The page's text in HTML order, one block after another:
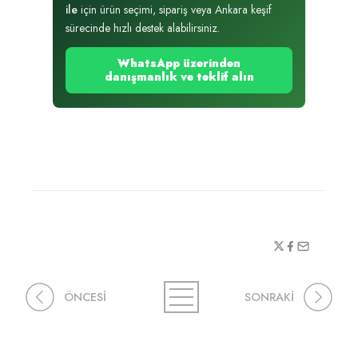
ile için ürün seçimi, sipariş veya Ankara keşif
sürecinde hızlı destek alabilirsiniz.
WhatsApp üzerinden
danışmanlık ve teklif alın
ÖNCESİ SONRAKİ